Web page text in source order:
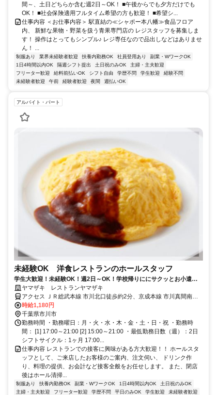
間～、土日どちらか含む週2日～OK！ ■午後からでも夕方だけでも
OK！ ■社会保険適用フルタイム希望の方も歓迎！ ■希望シ...
仕事内容 ＜お仕事内容＞ 駅直結の≪シャポー本八幡≫食品フロア
内、 新鮮な果物・野菜を扱う青果専門店の レジスタッフを募集しま
す！ 操作はとってもシンプル♪ レジ専任なので品出しなどはありませ
ん！ ...
制服あり 業界未経験者歓迎 扶養内勤務OK 社員登用あり
副業・WワークOK
1日4時間以内OK
隔週シフト提出 土日祝のみOK
主婦・主夫歓迎
フリーター歓迎
給料前払いOK シフト自由 学歴不問 学生歓迎
経験不問
未経験者歓迎
午前 経験者歓迎 夜間 週払いOK
アルバイト・パート
未経験OK 洋食レストランのホールスタッフ
学生大歓迎！未経験OK！週2日～OK！学校帰りににサクッとお小遣い
稼ぎ♪ 洋食レストランのホールのお仕事です！ 初めてのアルバイトで
も安心サポート◎ お友達と一緒に応募もOKです。
ヤマザキ レストランヤマザキ
アクセス ＪＲ総武本線 市川北口徒歩約2分、京成本線 市川真間南口
徒歩約6分、京成本線 国府台徒歩約13分 市川駅北口スグ、「ＹＡMＡ
ＺＡＫＩ」の文字と太陽マークが目印のビルの２階です。
時給1,180円
千葉県市川市
勤務時間 ・勤務曜日：月・火・水・木・金・土・日・祝 ・勤務時
間： [1] 17:00～21:00 [2] 15:00～21:00 ・最低勤務日数（週）：2日
シフトサイクル：1ヶ月 17:00...
仕事内容 レストランでの接客に興味がある方大歓迎！！ ホールスタ
ッフとして、ご来店したお客様のご案内、注文伺い、 ドリンク作
り、料理の提供、お会計など接客全般をお任せします。 また、閉店
後はホール清掃...
制服あり 扶養内勤務OK 副業・WワークOK 1日4時間以内OK
土日祝のみOK
主婦・主夫歓迎
フリーター歓迎 学歴不問 平日のみOK 学生歓迎
未経験者歓迎